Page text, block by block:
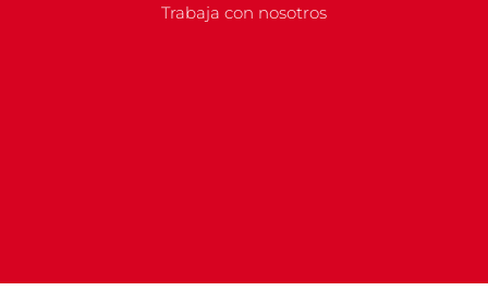
Trabaja con nosotros